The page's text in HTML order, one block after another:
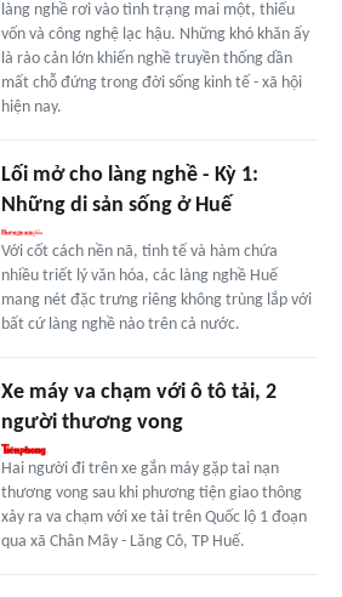
làng nghề rơi vào tình trạng mai một, thiếu
vốn và công nghệ lạc hậu. Những khó khăn ấy
là rào cản lớn khiến nghề truyền thống dần
mất chỗ đứng trong đời sống kinh tế - xã hội
hiện nay.
Lối mở cho làng nghề - Kỳ 1:
Những di sản sống ở Huế
Với cốt cách nền nã, tinh tế và hàm chứa
nhiều triết lý văn hóa, các làng nghề Huế
mang nét đặc trưng riêng không trùng lắp với
bất cứ làng nghề nào trên cả nước.
Xe máy va chạm với ô tô tải, 2
người thương vong
Hai người đi trên xe gắn máy gặp tai nạn
thương vong sau khi phương tiện giao thông
xảy ra va chạm với xe tải trên Quốc lộ 1 đoạn
qua xã Chân Mây - Lăng Cô, TP Huế.